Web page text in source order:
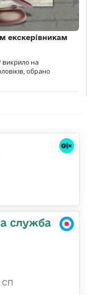
екскерівникам
викрило на
обрано
служба
СП